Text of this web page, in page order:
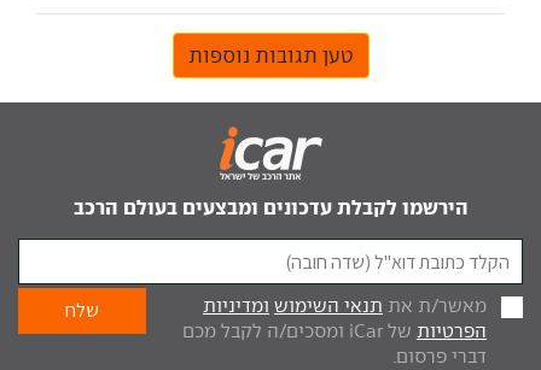
טען תגובות נוספות
הירשמו לקבלת עדכונים ומבצעים בעולם הרכב
מאשר/ת את תנאי השימוש ומדיניות
הפרטיות
של iCar ומסכים/ה לקבל מכם
דברי פרסום.